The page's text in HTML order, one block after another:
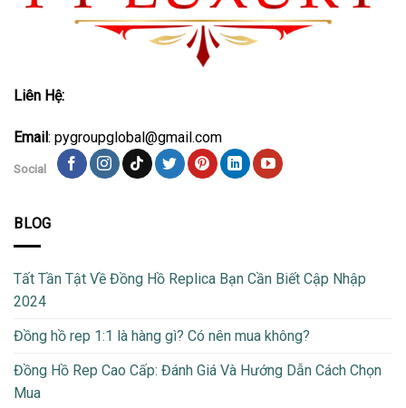
Liên Hệ:
Email : pygroupglobal@gmail.com
Social
BLOG
Tất Tần Tật Về Đồng Hồ Replica Bạn Cần Biết Cập Nhập
2024
Đồng hồ rep 1:1 là hàng gì? Có nên mua không?
Đồng Hồ Rep Cao Cấp: Đánh Giá Và Hướng Dẫn Cách Chọn
Mua